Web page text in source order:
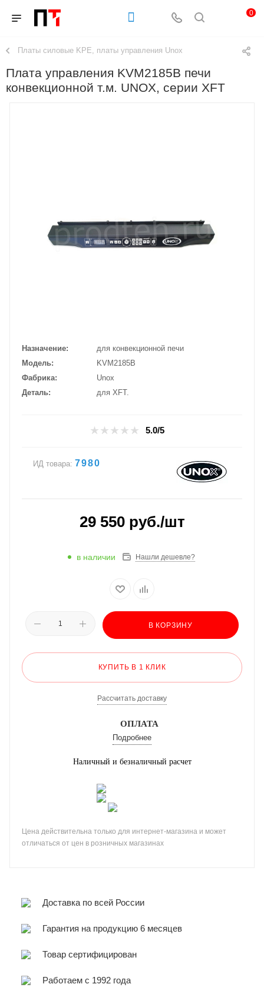
0
Платы силовые KPE, платы управления Unox
Плата управления KVM2185B печи
конвекционной т.м. UNOX, серии XFT
Назначение
для конвекционной печи
Модель
KVM2185B
Фабрика
Unox
Деталь
для XFT.
5.0/5
ИД товара: 7980
29 550руб./шт
в наличии Нашли дешевле?
В КОРЗИНУ
КУПИТЬ В 1 КЛИК
Рассчитать доставку
ОПЛАТА
Подробнее
Наличный и безналичный расчет
Цена действительна только для интернет-магазина и может
отличаться от цен в розничных магазинах
Доставка по всей России
Гарантия на продукцию 6 месяцев
Товар сертифицирован
Работаем с 1992 года